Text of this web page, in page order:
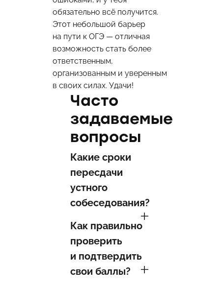
обязательно всё получится.
Этот небольшой барьер
на пути к ОГЭ — отличная
возможность стать более
ответственным,
организованным и уверенным
в своих силах. Удачи!
Часто
задаваемые
вопросы
Какие сроки
пересдачи
устного
собеседования?
Как правильно
проверить
и подтвердить
свои баллы?